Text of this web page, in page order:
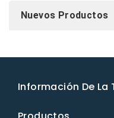
Nuevos Productos
Información De La